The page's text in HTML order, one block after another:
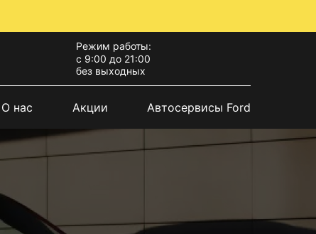
Режим работы:
с 9:00 до 21:00
без выходных
О нас Акции Автосервисы Ford